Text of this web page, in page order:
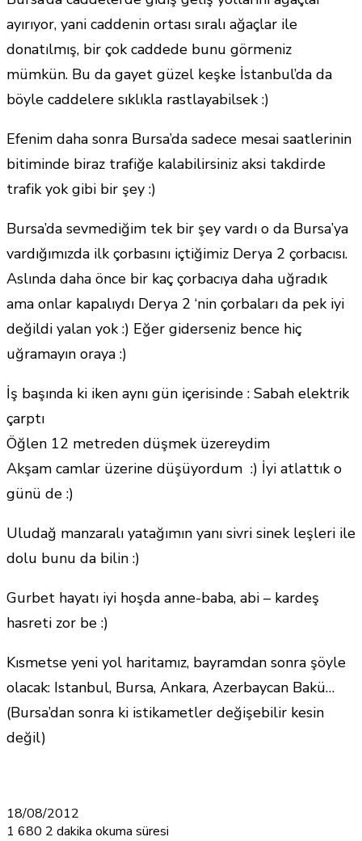
ayırıyor, yani caddenin ortası sıralı ağaçlar ile
donatılmış, bir çok caddede bunu görmeniz
mümkün. Bu da gayet güzel keşke İstanbul’da da
böyle caddelere sıklıkla rastlayabilsek :)
Efenim daha sonra Bursa’da sadece mesai saatlerinin
bitiminde biraz trafiğe kalabilirsiniz aksi takdirde
trafik yok gibi bir şey :)
Bursa’da sevmediğim tek bir şey vardı o da Bursa’ya
vardığımızda ilk çorbasını içtiğimiz Derya 2 çorbacısı.
Aslında daha önce bir kaç çorbacıya daha uğradık
ama onlar kapalıydı Derya 2 ‘nin çorbaları da pek iyi
değildi yalan yok :) Eğer giderseniz bence hiç
uğramayın oraya :)
İş başında ki iken aynı gün içerisinde : Sabah elektrik
çarptı
Öğlen 12 metreden düşmek üzereydim
Akşam camlar üzerine düşüyordum :) İyi atlattık o
günü de :)
Uludağ manzaralı yatağımın yanı sivri sinek leşleri ile
dolu bunu da bilin :)
Gurbet hayatı iyi hoşda anne-baba, abi – kardeş
hasreti zor be :)
Kısmetse yeni yol haritamız, bayramdan sonra şöyle
olacak: Istanbul, Bursa, Ankara, Azerbaycan Bakü…
(Bursa’dan sonra ki istikametler değişebilir kesin
değil)
18/08/2012
1 680 2 dakika okuma süresi